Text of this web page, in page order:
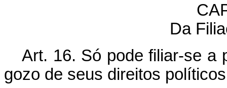
Da
Art. 16. Só pode filiar-se a
gozo de seus direitos